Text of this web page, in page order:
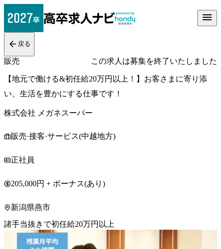
戻る
販売 この求人は募集を終了いたしました
【地元で働ける&初任給20万円以上！】お客さまに寄り添
い、生活を豊かにする仕事です！
株式会社 メガネスーパー
販売·接客·サービス(中越地方)
正社員
205,000円 + ボーナス(あり)
新潟県燕市
諸手当抜きで初任給20万円以上